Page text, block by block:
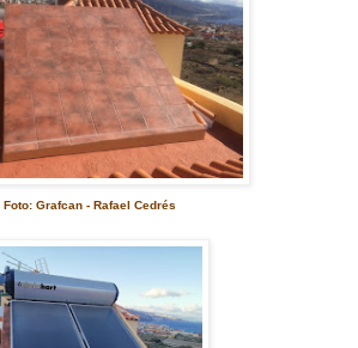
Foto: Grafcan - Rafael Cedrés